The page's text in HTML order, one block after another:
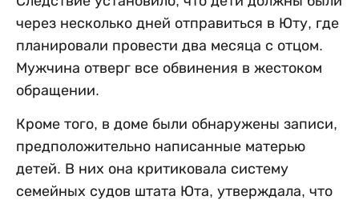
через несколько дней отправиться в Юту, где
планировали провести два месяца с отцом.
Мужчина отверг все обвинения в жестоком
обращении.
Кроме того, в доме были обнаружены записи,
предположительно написанные матерью
детей. В них она критиковала систему
семейных судов штата Юта, утверждала, что